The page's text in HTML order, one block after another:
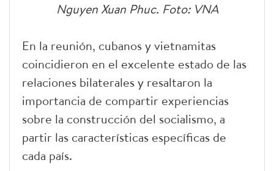
Nguyen Xuan Phuc. Foto: VNA
En la reunión, cubanos y vietnamitas
coincidieron en el excelente estado de las
relaciones bilaterales y resaltaron la
importancia de compartir experiencias
sobre la construcción del socialismo, a
partir las características específicas de
cada país.